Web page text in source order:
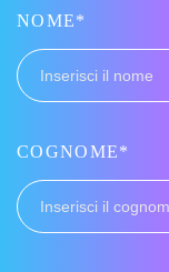
Con il patrocinio di:
NOME*
COGNOME*